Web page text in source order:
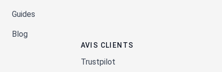
Guides
Blog
AVIS CLIENTS
Trustpilot